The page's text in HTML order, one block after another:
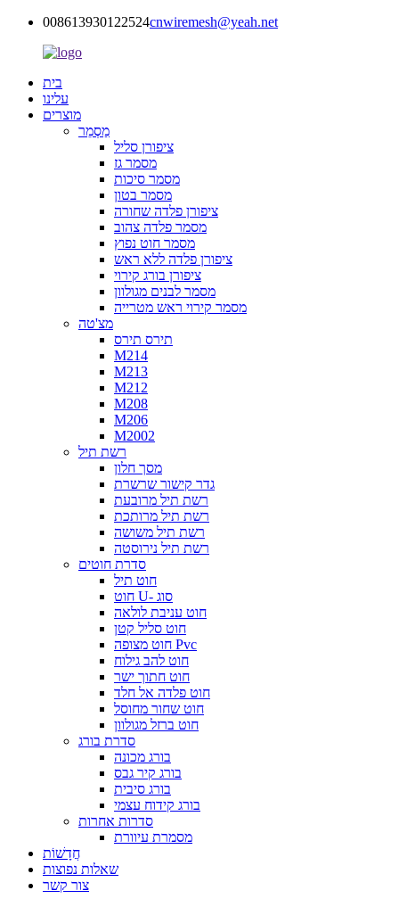
008613930122524cnwiremesh@yeah.net
בית
עלינו
מוצרים
מַסְמֵר
ציפורן סליל
מסמר גז
מסמר סיכות
מסמר בטון
ציפורן פלדה שחורה
מסמר פלדה צהוב
מסמר חוט נפוץ
ציפורן פלדה ללא ראש
ציפורן בורג קירוי
מסמר לבנים מגולוון
מסמר קירוי ראש מטרייה
מצ'טה
תירס תירס
M214
M213
M212
M208
M206
M2002
רשת תיל
מסך חלון
גדר קישור שרשרת
רשת תיל מרובעת
רשת תיל מרותכת
רשת תיל משושה
רשת תיל נירוסטה
סדרת חוטים
חוט תיל
חוט U- סוג
חוט עניבת לולאה
חוט סליל קטן
חוט מצופה Pvc
חוט להב גילוח
חוט חתוך ישר
חוט פלדה אל חלד
חוט שחור מחוסל
חוט ברזל מגולוון
סדרת בורג
בורג מכונה
בורג קיר גבס
בורג סיבית
בורג קידוח עצמי
סדרות אחרות
מסמרת עיוורת
חֲדָשׁוֹת
שאלות נפוצות
צור קשר